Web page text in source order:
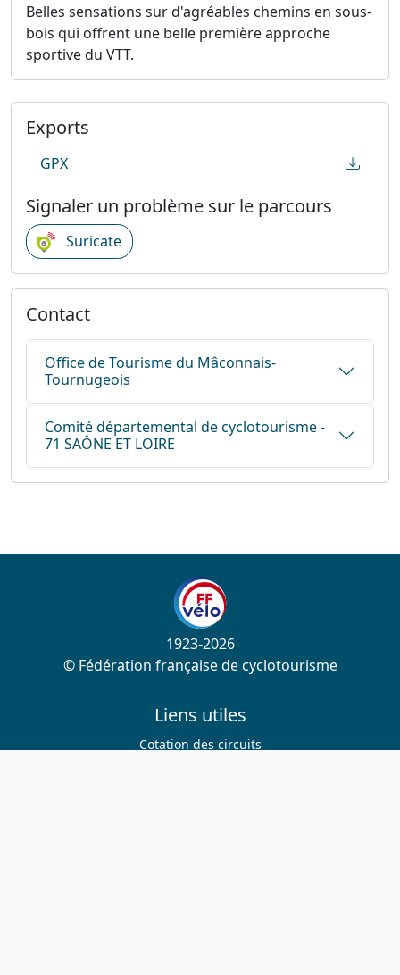
Belles sensations sur d'agréables chemins en sous-
bois qui offrent une belle première approche
sportive du VTT.
Exports
GPX
Signaler un problème sur le parcours
Suricate
Contact
Office de Tourisme du Mâconnais-
Tournugeois
Comité départemental de cyclotourisme -
71 SAÔNE ET LOIRE
1923-2026
© Fédération française de cyclotourisme
Liens utiles
Cotation des circuits